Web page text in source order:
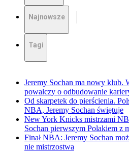
Najnowsze
Tagi
Jeremy Sochan ma nowy klub.
powalczy o odbudowanie
Od skarpetek do pierścienia.
NBA, Jeremy Sochan świętuje
New York Knicks mistrzami
Sochan pierwszym Polakiem z
Finał NBA: Jeremy Sochan
nie mistrzostwa